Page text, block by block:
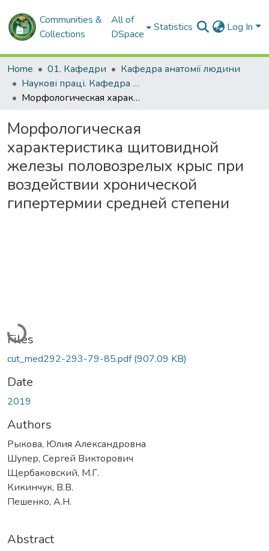
Communities &
Collections
All of
DSpace
Statistics Log In
Home 01. Кафедри
Кафедра анатомії людини
Наукові праці. Кафедра анатомії людини
Морфологическая характеристика щитовидной железы половозрелых крыс при воздействии хронической гипертермии средней степени
Морфологическая
характеристика щитовидной
железы половозрелых крыс при
воздействии хронической
гипертермии средней степени
Loading...
Files
cut_med292-293-79-85.pdf(907.09 KB)
Date
2019
Authors
Рыкова, Юлия Александровна
Шупер, Сергей Викторович
Щербаковский, М.Г.
Кикинчук, В.В.
Пешенко, А.Н.
Abstract